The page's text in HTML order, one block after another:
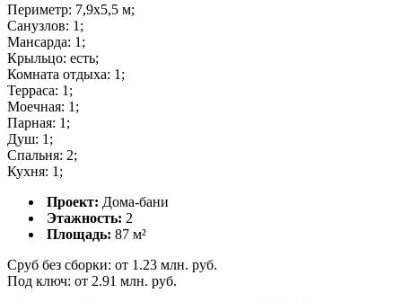
Периметр: 7,9x5,5 м;
Санузлов: 1;
Мансарда: 1;
Крыльцо: есть;
Комната отдыха: 1;
Терраса: 1;
Моечная: 1;
Парная: 1;
Душ: 1;
Спальня: 2;
Кухня: 1;
Проект: Дома-бани
Этажность: 2
Площадь: 87 м²
Сруб без сборки: от 1.23 млн. руб.
Под ключ: от 2.91 млн. руб.